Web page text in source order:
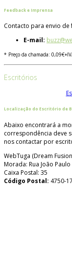
Feedback e Imprensa
Contacto para envio de
E-mail:
* Preço da chamada:
Escritórios
Localização do Escritório de
Abaixo encontrará a
correspondência deve
nos contactar por
WebTuga (Dream
Morada: Rua João
Caixa Postal: 35
Código Postal: 4750-